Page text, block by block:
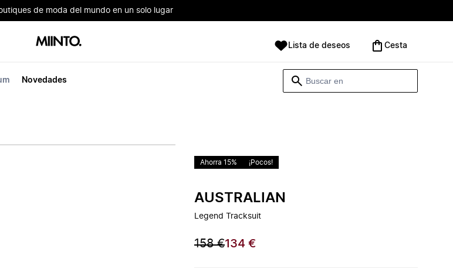
de moda del mundo en un solo lugar
Novedades
Lista de deseos Cesta
Ahorra 15% ¡Pocos!
AUSTRALIAN
Legend Tracksuit
158 €134 €